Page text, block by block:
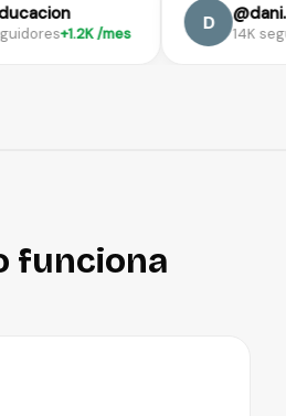
seguidores+1.2K /mes
D
funciona